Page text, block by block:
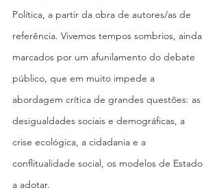
Política, a partir da obra de autores/as de
referência. Vivemos tempos sombrios, ainda
marcados por um afunilamento do debate
público, que em muito impede a
abordagem crítica de grandes questões: as
desigualdades sociais e demográficas, a
crise ecológica, a cidadania e a
conflitualidade social, os modelos de Estado
a adotar.